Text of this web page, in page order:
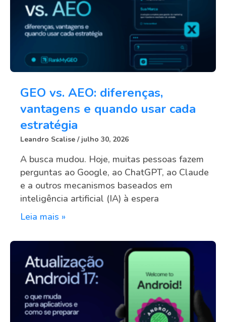
GEO vs. AEO: diferenças,
vantagens e quando usar cada
estratégia
Leandro Scalise julho 30, 2026
A busca mudou. Hoje, muitas pessoas fazem
perguntas ao Google, ao ChatGPT, ao Claude
e a outros mecanismos baseados em
inteligência artificial (IA) à espera
Leia mais »